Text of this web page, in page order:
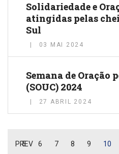
Solidariedade e
atingidas pelas
Sul
03 MAI 2024
Semana de Oração
(SOUC) 2024
27 ABRIL 2024
PREV
5 6 7 8 9 10